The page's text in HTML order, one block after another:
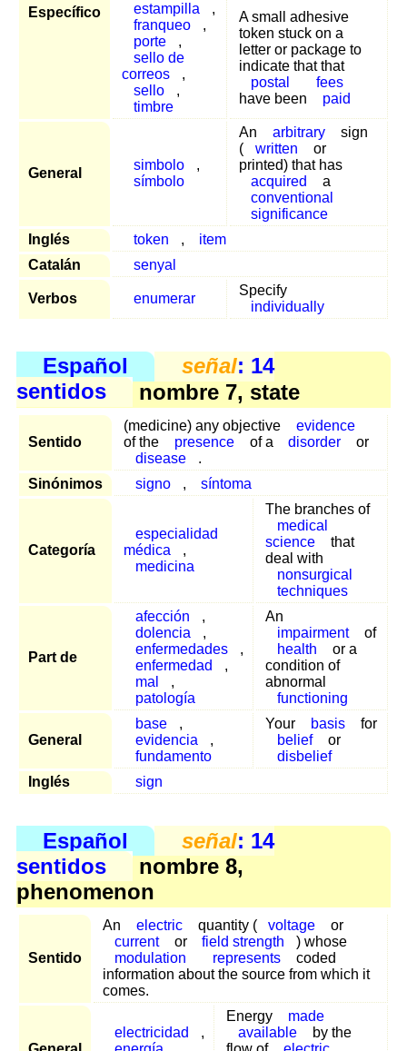
Específico
estampilla
,
franqueo
,
porte
,
sello de
correos
,
sello
,
timbre
A small adhesive
token stuck on a
letter or package to
indicate that that
postal
fees
have been
paid
General
simbolo
,
símbolo
An arbitrary
sign
(
written
or
printed) that has
acquired
a
conventional
significance
Inglés
token ,
item
Catalán
senyal
Verbos enumerar
Specify
individually
Español señal: 14
sentidos
nombre 7, state
Sentido
(medicine) any objective
evidence
of the
presence of a disorder
or
disease
.
Sinónimos
signo , síntoma
Categoría
especialidad
médica
,
medicina
The branches of
medical
science
that
deal with
nonsurgical
techniques
Part de
afección
,
dolencia
,
enfermedades
,
enfermedad
,
mal
,
patología
An
impairment
of
health
or a
condition of
abnormal
functioning
General
base
,
evidencia
,
fundamento
Your basis
for
belief
or
disbelief
Inglés
sign
Español señal: 14
sentidos
nombre 8,
phenomenon
Sentido
An electric quantity ( voltage
or
current
or field strength
) whose
modulation
represents
coded
information about the source from which it
comes.
electricidad
,
Energy
made
available
by the